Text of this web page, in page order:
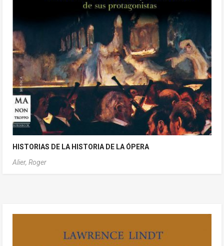
HISTORIAS DE LA HISTORIA DE LA ÓPERA
Alier, Roger